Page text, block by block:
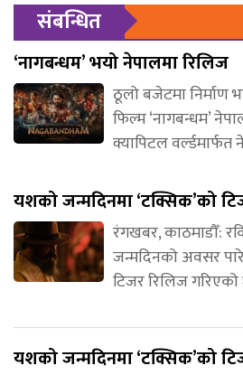
संबन्धित
‘नागबन्धम’ भयो नेपालमा रिलिज
ठूलो बजेटमा निर्माण
फिल्म ‘नागबन्धम’
क्यापिटल वर्ल्डमार्फत
यशको जन्मदिनमा ‘टक्सिक’को
रंगखबर, काठमाडौँ:
जन्मदिनको अवसर
टिजर रिलिज
यशको जन्मदिनमा ‘टक्सिक’को